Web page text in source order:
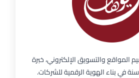
المواقع والتسويق الإلكتروني، خبرة